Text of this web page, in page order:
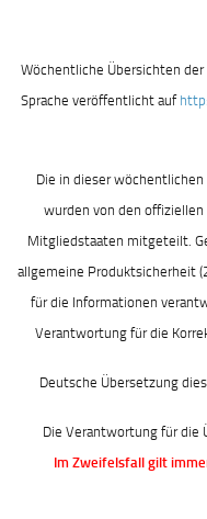
Wöchentliche Übersichten
Sprache veröffentlicht auf
Die in dieser
wurden von den
Mitgliedstaaten mitgeteilt.
allgemeine Produktsicherheit
für die Informationen
Verantwortung für die
Deutsche Übersetzung
Die Verantwortung für die
Im Zweifelsfall gilt